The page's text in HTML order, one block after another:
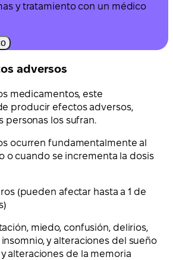
y tratamiento con un médico
adversos
medicamentos, este
producir efectos adversos,
personas los sufran.
ocurren fundamentalmente al
o cuando se incrementa la dosis
(pueden afectar hasta a 1 de
miedo, confusión, delirios,
y alteraciones del sueño
alteraciones de la memoria